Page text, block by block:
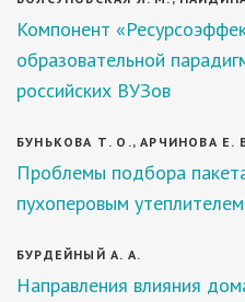
Компонент
образовательной
российских ВУЗов
БУНЬКОВА Т. О., АРЧИНОВА Е.
Проблемы подбора
пухоперовым утеплителем
БУРДЕЙНЫЙ А. А.
Направления влияния